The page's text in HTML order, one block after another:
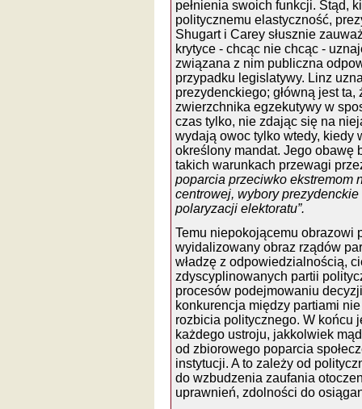
pełnienia swoich funkcji. Stąd,
politycznemu elastyczność,
Shugart i Carey słusznie
krytyce - chcąc nie chcąc -
związana z nim publiczna
przypadku legislatywy. Linz
prezydenckiego; główną jest
zwierzchnika egzekutywy w
czas tylko, nie zdając się na
wydają owoc tylko wtedy, kiedy
określony mandat. Jego obawę
takich warunkach przewagi
poparcia przeciwko ekstremom
centrowej, wybory
polaryzacji elektoratu”.
Temu niepokojącemu obrazowi
wyidalizowany obraz rządów
władzę z odpowiedzialnością,
zdyscyplinowanych partii
procesów podejmowaniu
konkurencja między partiami
rozbicia politycznego. W końcu
każdego ustroju, jakkolwiek
od zbiorowego poparcia
instytucji. A to zależy od
do wzbudzenia zaufania
uprawnień, zdolności do